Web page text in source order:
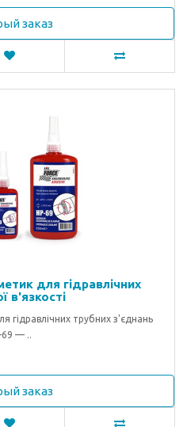
заказ
для гідравлічних
в'язкості
гідравлічних трубних з'єднань
69 — ..
заказ